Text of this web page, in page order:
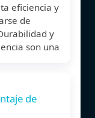
eficiencia y
de
y
son una
de